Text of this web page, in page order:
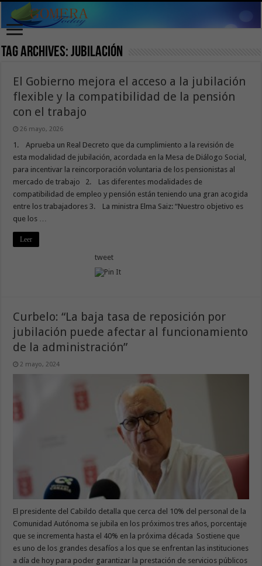
Tag Archives:jubilación
El Gobierno mejora el acceso a la jubilación
flexible y la compatibilidad de la pensión
con el trabajo
26 mayo, 2026
1. Aprueba un Real Decreto que da cumplimiento a la revisión de
esta modalidad de jubilación, acordada en la Mesa de Diálogo Social,
para incentivar la reincorporación voluntaria de los pensionistas al
mercado de trabajo 2. Las diferentes modalidades de
compatibilidad de empleo y pensión están teniendo una gran acogida
entre los trabajadores 3. La ministra Elma Saiz: “Nuestro objetivo es
que los …
Leer
tweet
Curbelo: “La baja tasa de reposición por
jubilación puede afectar al funcionamiento
de la administración”
2 mayo, 2024
El presidente del Cabildo detalla que cerca del 10% del personal de la
Comunidad Autónoma se jubila en los próximos tres años, porcentaje
que se incrementa hasta el 40% en la próxima década Sostiene que
es uno de los grandes desafíos a los que se enfrentan las instituciones
a día de hoy para poder garantizar la prestación de servicios públicos